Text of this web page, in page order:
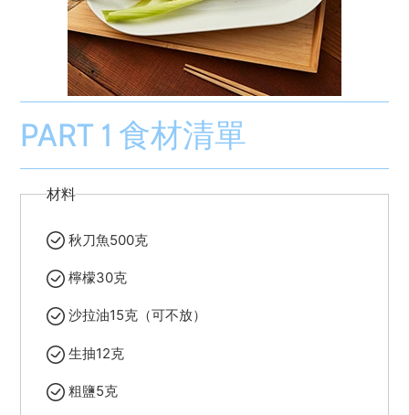
PART 1 食材清單
材料
秋刀魚500克
檸檬30克
沙拉油15克（可不放）
生抽12克
粗鹽5克